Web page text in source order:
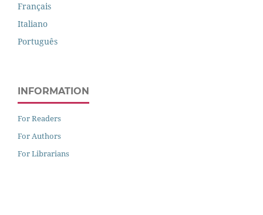
Français
Italiano
Português
INFORMATION
For Readers
For Authors
For Librarians